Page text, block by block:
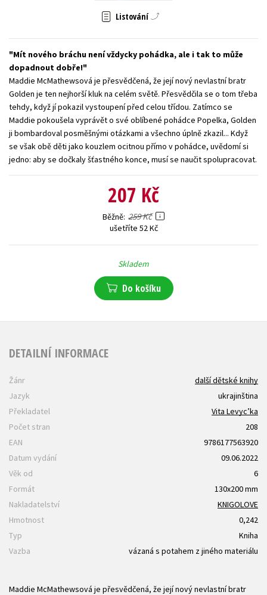
Zahraniční literatura
Listování
Mít nového bráchu není vždycky pohádka, ale i tak to může
dopadnout dobře!
Maddie McMathewsová je přesvědčená, že její nový nevlastní bratr
Golden je ten nejhorší kluk na celém světě. Přesvědčila se o tom třeba
tehdy, když jí pokazil vystoupení před celou třídou. Zatímco se
Maddie pokoušela vyprávět o své oblíbené pohádce Popelka, Golden
ji bombardoval posměšnými otázkami a všechno úplně zkazil... Když
se však obě děti jako kouzlem ocitnou přímo v pohádce, uvědomí si
jedno: aby se dočkaly šťastného konce, musí se naučit spolupracovat.
207 Kč
Běžně 259 Kč
ušetříte 52 Kč
Skladem
Do košíku
DETAILNÍ INFORMACE
Žánr
další dětské knihy
Jazyk
ukrajinština
Překladatel
Vita Levyc’ka
Počet stran
208
EAN
9786177563920
Datum vydání
09.06.2022
Věk od
6
Formát
130x200 mm
Nakladatelství
KNIGOLOVE
Hmotnost
0,242
Typ
Kniha
Vazba
vázaná s potahem z jiného materiálu
Maddie McMathewsová je přesvědčená, že její nový nevlastní bratr